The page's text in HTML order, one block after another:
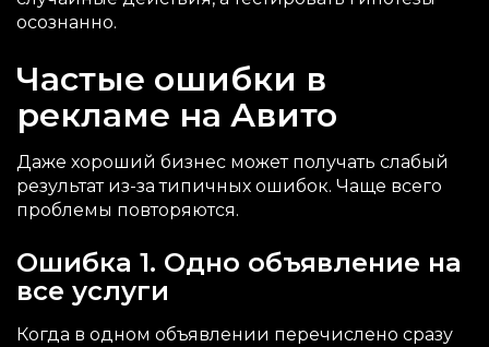
осознанно.
Частые ошибки в
рекламе на Авито
Даже хороший бизнес может получать слабый
результат из-за типичных ошибок. Чаще всего
проблемы повторяются.
Ошибка 1. Одно объявление на
все услуги
Когда в одном объявлении перечислено сразу